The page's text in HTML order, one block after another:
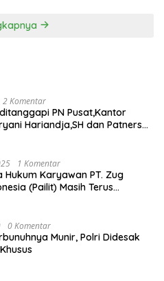
2 Komentar
PN Pusat,Kantor
Hariandja,SH dan Patners
1 Komentar
Hukum Karyawan PT. Zug
(Pailit) Masih Terus
0 Komentar
Munir, Polri Didesak